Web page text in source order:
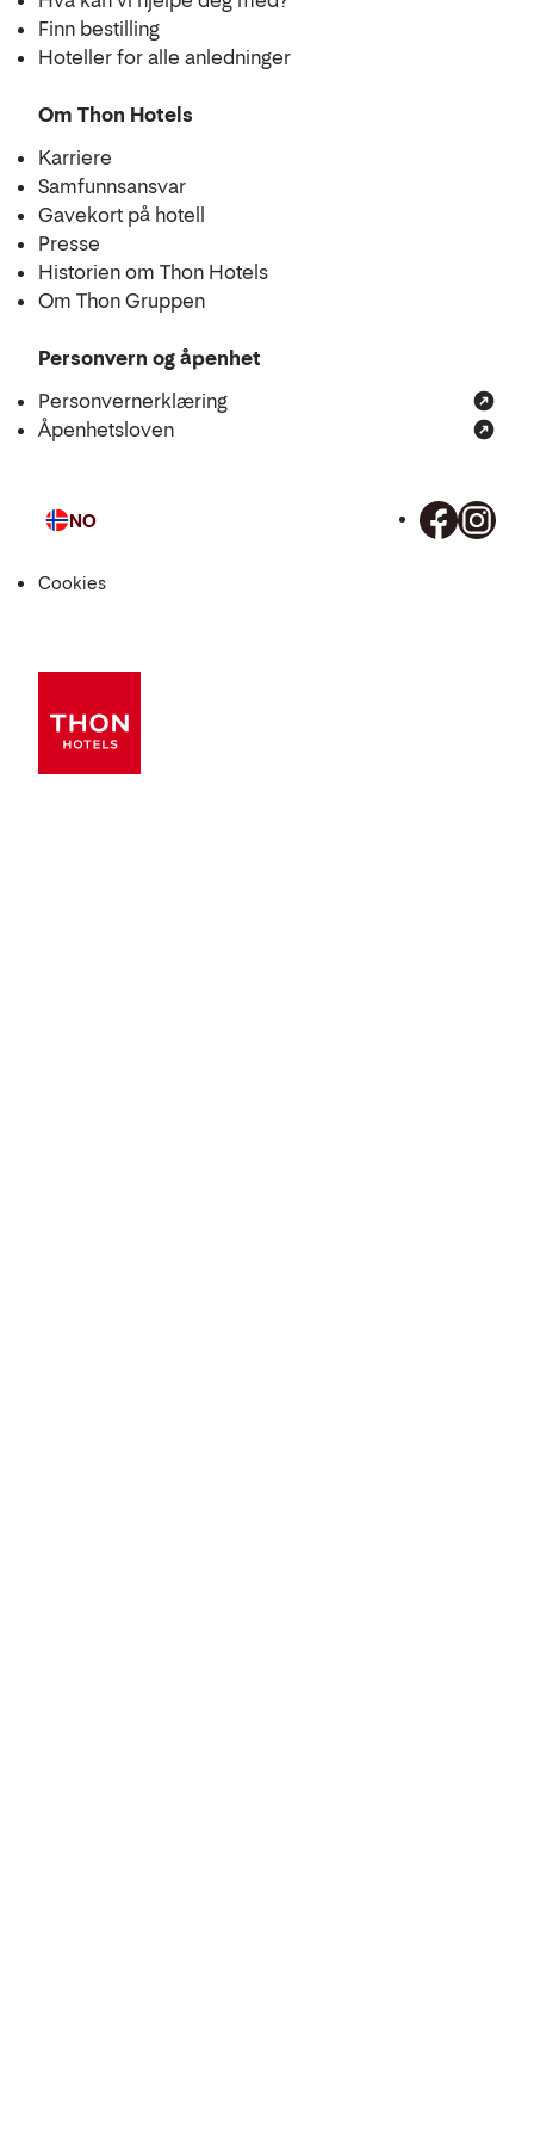
Finn bestilling
Hoteller for alle anledninger
Om Thon Hotels
Karriere
Samfunnsansvar
Gavekort på hotell
Presse
Historien om Thon Hotels
Om Thon Gruppen
Personvern og åpenhet
Personvernerklæring
Åpenhetsloven
Språk
NO
Cookies